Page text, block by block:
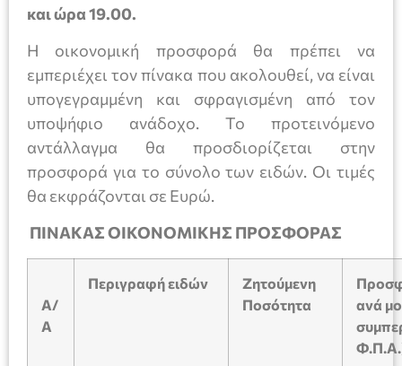
και ώρα 19.00.
Η οικονομική προσφορά θα πρέπει να
εμπεριέχει τον πίνακα που ακολουθεί, να είναι
υπογεγραμμένη και σφραγισμένη από τον
υποψήφιο ανάδοχο. Το προτεινόμενο
αντάλλαγμα θα προσδιορίζεται στην
προσφορά για το σύνολο των ειδών. Οι τιμές
θα εκφράζονται σε Ευρώ.
ΠΙΝΑΚΑΣ ΟΙΚΟΝΟΜΙΚΗΣ ΠΡΟΣΦΟΡΑΣ
Α/
Α
Περιγραφή ειδών
Ζητούμενη
Ποσότητα
ανά